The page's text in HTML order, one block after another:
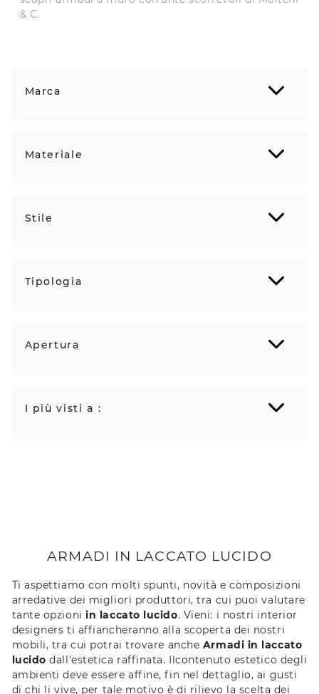
Marca
Materiale
Stile
Tipologia
Apertura
I più visti a :
& C.
ARMADI IN LACCATO LUCIDO
Ti aspettiamo con molti spunti, novità e composizioni
arredative dei migliori produttori, tra cui puoi valutare
tante opzioniin laccato lucido. Vieni: i nostri interior
designers ti affiancheranno alla scoperta dei nostri
mobili, tra cui potrai trovare anche Armadi in laccato
lucido dall'estetica raffinata. Ilcontenuto estetico degli
ambienti deve essere affine, fin nel dettaglio, ai gusti
di chi li vive, per tale motivo è di rilievo la scelta dei